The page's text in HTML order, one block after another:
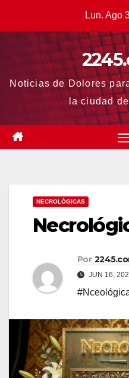
Lun. Ago
Noticias de Dolores
la ciudad
NECROLÓGICAS
Por
JUN 16,